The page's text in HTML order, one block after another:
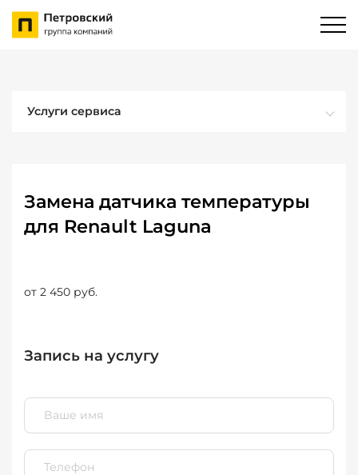
Услуги сервиса
Замена датчика температуры
для Renault Laguna
от 2 450 руб.
Запись на услугу